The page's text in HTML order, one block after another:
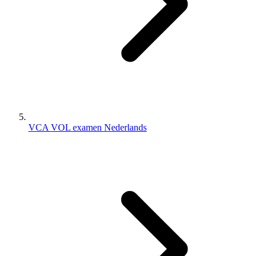
VCA VOL examen Nederlands